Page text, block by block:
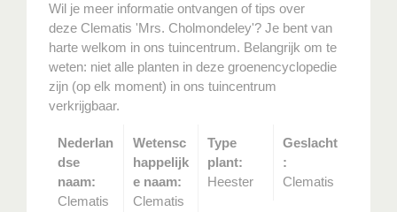
Wil je meer informatie ontvangen of tips over
deze Clematis 'Mrs. Cholmondeley'? Je bent van
harte welkom in ons tuincentrum. Belangrijk om te
weten: niet alle planten in deze groenencyclopedie
zijn (op elk moment) in ons tuincentrum
verkrijgbaar.
Nederlan
dse
naam:
Clematis
Wetensc
happelijk
e naam:
Clematis
Type
plant:
Heester
Geslacht
:
Clematis